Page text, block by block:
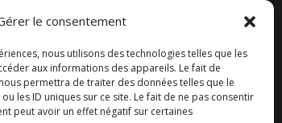
le consentement
nous utilisons des technologies telles que les
aux informations des appareils. Le fait de
permettra de traiter des données telles que le
les ID uniques sur ce site. Le fait de ne pas consentir
peut avoir un effet négatif sur certaines